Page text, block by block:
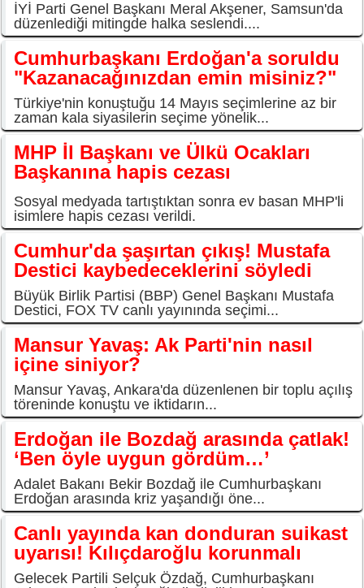
İYİ Parti Genel Başkanı Meral Akşener, Samsun'da
düzenlediği mitingde halka seslendi....
Cumhurbaşkanı Erdoğan'a soruldu
"Kazanacağınızdan emin misiniz?"
Türkiye'nin konuştuğu 14 Mayıs seçimlerine az bir
zaman kala siyasilerin seçime yönelik...
MHP İl Başkanı ve Ülkü Ocakları
Başkanına hapis cezası
Sosyal medyada tartıştıktan sonra ev basan MHP'li
isimlere hapis cezası verildi.
Cumhur'da şaşırtan çıkış! Mustafa
Destici kaybedeceklerini söyledi
Büyük Birlik Partisi (BBP) Genel Başkanı Mustafa
Destici, FOX TV canlı yayınında seçimi...
Mansur Yavaş: Ak Parti'nin nasıl
içine siniyor?
Mansur Yavaş, Ankara'da düzenlenen bir toplu açılış
töreninde konuştu ve iktidarın...
Erdoğan ile Bozdağ arasında çatlak!
‘Ben öyle uygun gördüm…’
Adalet Bakanı Bekir Bozdağ ile Cumhurbaşkanı
Erdoğan arasında kriz yaşandığı öne...
Canlı yayında kan donduran suikast
uyarısı! Kılıçdaroğlu korunmalı
Gelecek Partili Selçuk Özdağ, Cumhurbaşkanı